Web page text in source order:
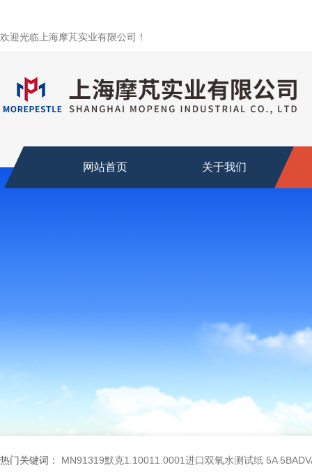
欢迎光临上海摩芃实业有限公司！
网站首页 关于我们
热门关键词： MN91319默克1.10011.0001进口双氧水测试纸 5A